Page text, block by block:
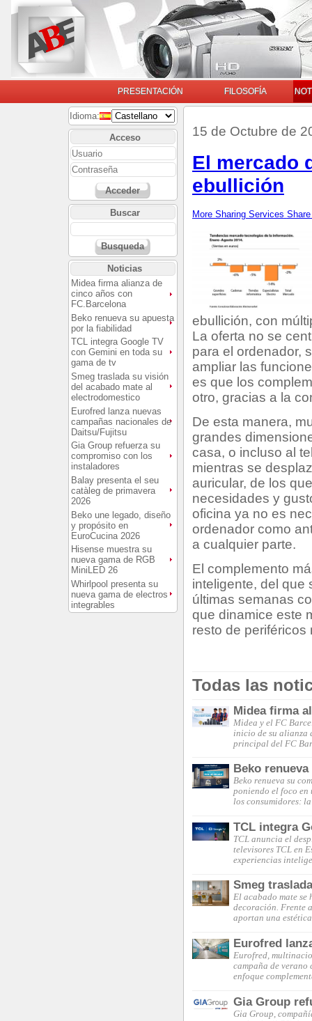
PRESENTACIÓN FILOSOFÍA
Idioma:
Acceso
Acceder
Buscar
Busqueda
Noticias
Midea firma alianza de
cinco años con
FC.Barcelona
Beko renueva su apuesta
por la fiabilidad
TCL integra Google TV
con Gemini en toda su
gama de tv
Smeg traslada su visión
del acabado mate al
electrodomestico
Eurofred lanza nuevas
campañas nacionales de
Daitsu/Fujitsu
Gia Group refuerza su
compromiso con los
instaladores
Balay presenta el seu
catàleg de primavera
2026
Beko une legado, diseño
y propósito en
EuroCucina 2026
Hisense muestra su
nueva gama de RGB
MiniLED 26
Whirlpool presenta su
nueva gama de electros
integrables
15 de Octubre de
El mercado
ebullición
More Sharing Services
ebullición, con
La oferta no se
para el ordenador,
ampliar las
es que los
otro, gracias a la
De esta manera,
grandes
casa, o incluso al
mientras se
auricular, de los
necesidades y
oficina ya no es
ordenador como
a cualquier parte.
El complemento
inteligente, del que
últimas semanas
que dinamice este
resto de periféricos
Todas las
Midea firma
Midea y el FC
inicio de su alianza
principal del FC
Beko
Beko renueva su
poniendo el foco en
los consumidores:
TCL integra
TCL anuncia el
televisores TCL en
experiencias
Smeg
El acabado mate se
decoración. Frente
aportan una
Eurofred
Eurofred,
campaña de verano
enfoque
Gia Group
Gia Group,